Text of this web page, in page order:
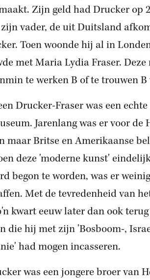
Zijn geld had Drucker op
vader, de uit Duitsland
Toen woonde hij al in
met Maria Lydia Fraser.
te werken B of te trouwen
Drucker-Fraser was een
Jarenlang was er voor de
maar Britse en Amerikaanse
deze 'moderne kunst'
begon te worden, was er
Met de tevredenheid van
kwart eeuw later dan ook
die hij met zijn 'Bosboom-,
had mogen incasseren.
was een jongere broer van